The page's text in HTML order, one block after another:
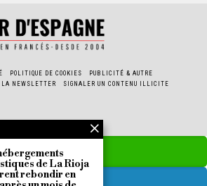
POLITIQUE DE COOKIES
PUBLICITÉ & AUTRE
LA NEWSLETTER
SIGNALER UN CONTENU ILLICITE
de La Rioja
rebondir en